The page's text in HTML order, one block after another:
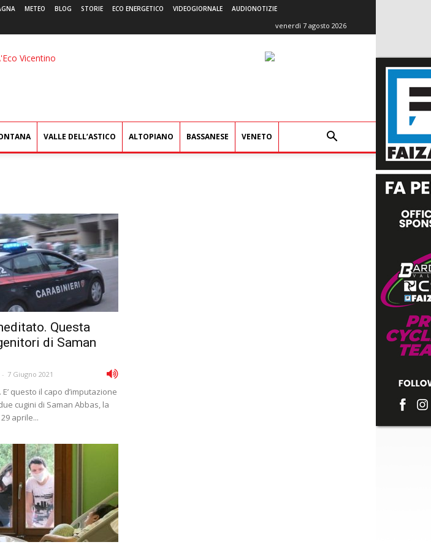
METEO BLOG STORIE ECO ENERGETICO VIDEOGIORNALE AUDIONOTIZIE
venerdì 7 agosto 2026
L'Eco
VALLE DELL’ASTICO ALTOPIANO BASSANESE VENETO
Questa
di Saman
- 7 Giugno 2021
questo il capo d’imputazione
cugini di Saman Abbas, la
aprile...